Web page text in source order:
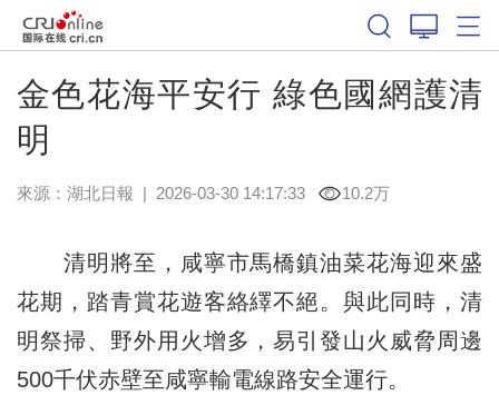
金色花海平安行 綠色國網護清
明
來源： 湖北日報 | 2026-03-30 14:17:33 10.2万
清明將至，咸寧市馬橋鎮油菜花海迎來盛
花期，踏青賞花遊客絡繹不絕。與此同時，清
明祭掃、野外用火增多，易引發山火威脅周邊
500千伏赤壁至咸寧輸電線路安全運行。